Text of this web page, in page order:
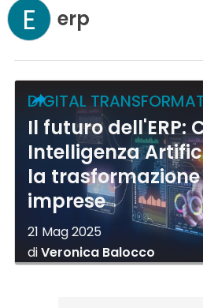
E erp
DIGITAL
Il futuro dell'ERP:
Intelligenza
la
imprese
21 Mag 2025
diVeronica Balocco